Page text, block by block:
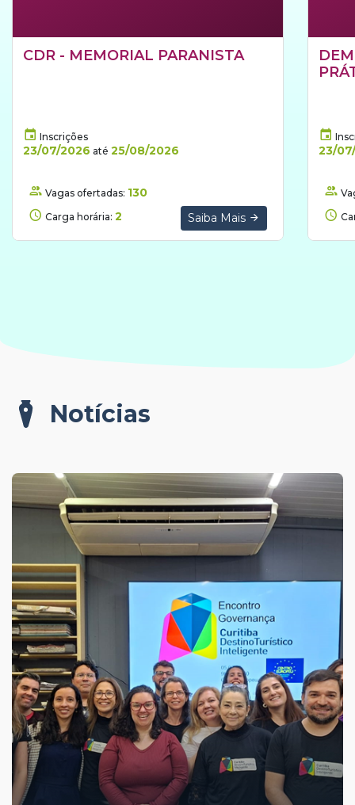
CDR - MEMORIAL PARANISTA
Inscrições
23/07/2026 até 25/08/2026
Vagas ofertadas: 130
Carga horária: 2 Saiba Mais
23/
Notícias